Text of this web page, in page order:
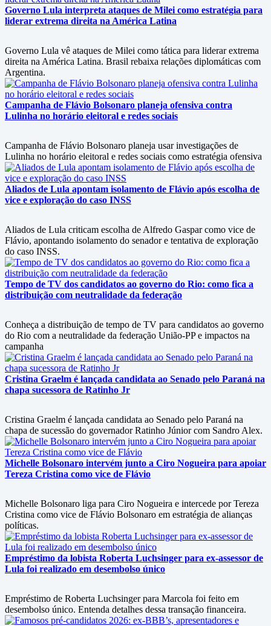
Governo Lula interpreta ataques de Milei como estratégia para
liderar extrema direita na América Latina
Governo Lula vê ataques de Milei como tática para liderar extrema
direita na América Latina. Brasil rebaixa relações diplomáticas com
Argentina.
Campanha de Flávio Bolsonaro planeja ofensiva contra
Lulinha no horário eleitoral e redes sociais
Campanha de Flávio Bolsonaro planeja usar investigações de
Lulinha no horário eleitoral e redes sociais como estratégia ofensiva
Aliados de Lula apontam isolamento de Flávio após escolha de
vice e exploração do caso INSS
Aliados de Lula criticam escolha de Alfredo Gaspar como vice de
Flávio, apontando isolamento do senador e tentativa de exploração
do caso INSS.
Tempo de TV dos candidatos ao governo do Rio: como fica a
distribuição com neutralidade da federação
Conheça a distribuição de tempo de TV para candidatos ao governo
do Rio com a neutralidade da federação União-PP e impactos na
campanha
Cristina Graelm é lançada candidata ao Senado pelo Paraná na
chapa sucessora de Ratinho Jr
Cristina Graelm é lançada candidata ao Senado pelo Paraná na
chapa de sucessão do governador Ratinho Júnior com Sandro Alex.
Michelle Bolsonaro intervém junto a Ciro Nogueira para apoiar
Tereza Cristina como vice de Flávio
Michelle Bolsonaro liga para Ciro Nogueira e intercede por Tereza
Cristina como vice de Flávio Bolsonaro em estratégia de alianças
políticas.
Empréstimo da lobista Roberta Luchsinger para ex-assessor de
Lula foi realizado em desembolso único
Empréstimo de Roberta Luchsinger para Marcola foi feito em
desembolso único. Entenda detalhes dessa transação financeira.